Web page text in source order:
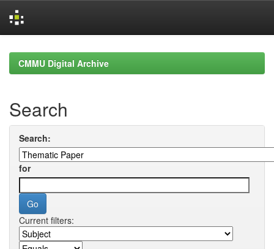
navigationCMMU Digital Archive
Search
Search:
for
Current filters: